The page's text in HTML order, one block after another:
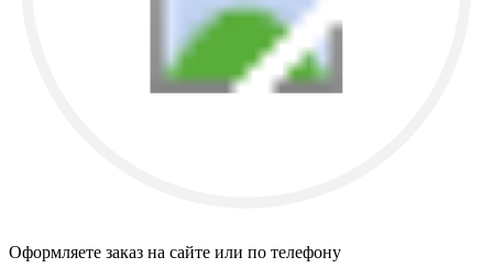
Оформляете заказ на сайте или по телефону